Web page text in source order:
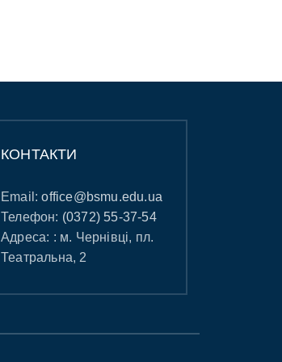
КОНТАКТИ
Email:office@bsmu.edu.ua
Телефон: (0372) 55-37-54
Адреса: : м. Чернівці, пл.
Театральна, 2